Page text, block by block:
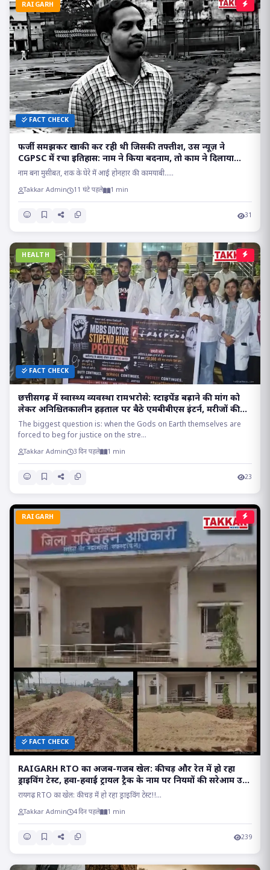
RAIGARH
FACT CHECK
फर्जी समझकर खाकी कर रही थी जिसकी तफ्तीश, उस न्यूज़ ने
CGPSC में रचा इतिहास: नाम ने किया बदनाम, तो काम ने दिलाया
मुकाम!!
नाम बना मुसीबत, शक के घेरे में आई होनहार की कामयाबी.....
Takkar Admin 11 घंटे पहले 1 min
31
HEALTH
FACT CHECK
छत्तीसगढ़ में स्वास्थ्य व्यवस्था रामभरोसे: स्टाइपेंड बढ़ाने की मांग को
लेकर अनिश्चितकालीन हड़ताल पर बैठे एमबीबीएस इंटर्न, मरीजों की
सांसों पर संकट!!
The biggest question is: when the Gods on Earth themselves are
forced to beg for justice on the stre...
Takkar Admin 3 दिन पहले 1 min
23
RAIGARH
FACT CHECK
RAIGARH RTO का अजब-गजब खेल: कीचड़ और रेत में हो रहा
ड्राइविंग टेस्ट, हवा-हवाई ट्रायल ट्रैक के नाम पर नियमों की सरेआम उड़
रही धज्जियां
रायगढ़ RTO का खेल: कीचड़ में हो रहा ड्राइविंग टेस्ट!!...
Takkar Admin 4 दिन पहले 1 min
239